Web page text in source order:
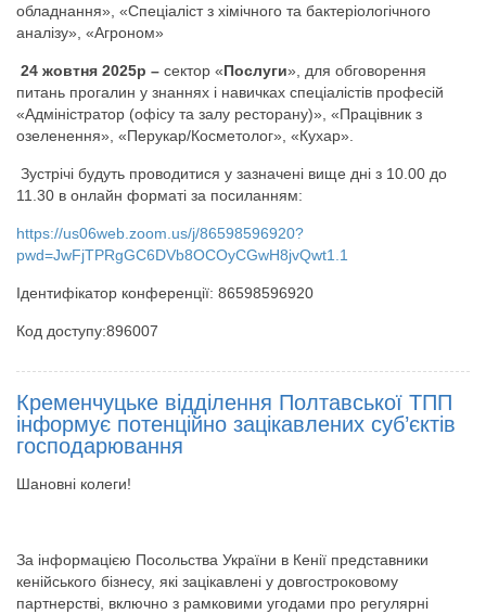
обладнання», «Спеціаліст з хімічного та бактеріологічного
аналізу», «Агроном»
24 жовтня 2025р – сектор «Послуги», для обговорення
питань прогалин у знаннях і навичках спеціалістів професій
«Адміністратор (офісу та залу ресторану)», «Працівник з
озеленення», «Перукар/Косметолог», «Кухар».
Зустрічі будуть проводитися у зазначені вище дні з 10.00 до
11.30 в онлайн форматі за посиланням:
https://us06web.zoom.us/j/86598596920?
pwd=JwFjTPRgGC6DVb8OCOyCGwH8jvQwt1.1
Ідентифікатор конференції: 86598596920
Код доступу:896007
Кременчуцьке відділення Полтавської ТПП
інформує потенційно зацікавлених суб’єктів
господарювання
Шановні колеги!
За інформацією Посольства України в Кенії представники
кенійського бізнесу, які зацікавлені у довгостроковому
партнерстві, включно з рамковими угодами про регулярні